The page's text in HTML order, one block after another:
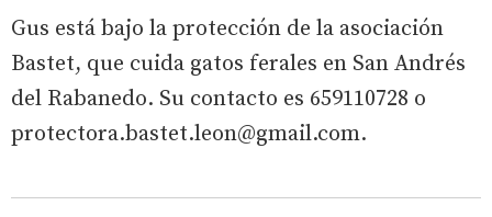
Gus está bajo la protección de la asociación
Bastet, que cuida gatos ferales en San Andrés
del Rabanedo. Su contacto es 659110728 o
protectora.bastet.leon@gmail.com.